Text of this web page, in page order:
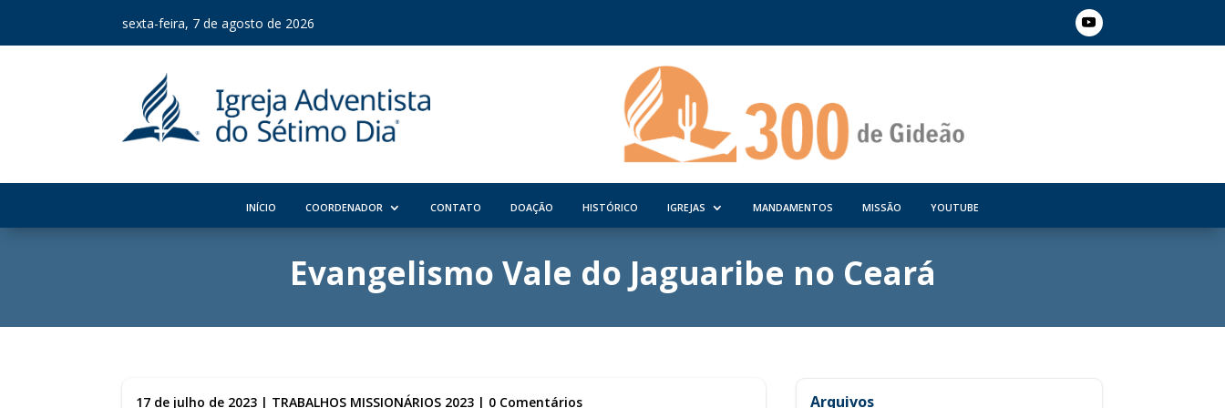
sexta-feira, 7 de agosto de 2026
INÍCIO COORDENADOR CONTATO DOAÇÃO HISTÓRICO IGREJAS MANDAMENTOS MISSÃO YOUTUBE
Evangelismo Vale do Jaguaribe no Ceará
17 de julho de 2023 | TRABALHOS MISSIONÁRIOS 2023 | 0 Comentários Arquivos